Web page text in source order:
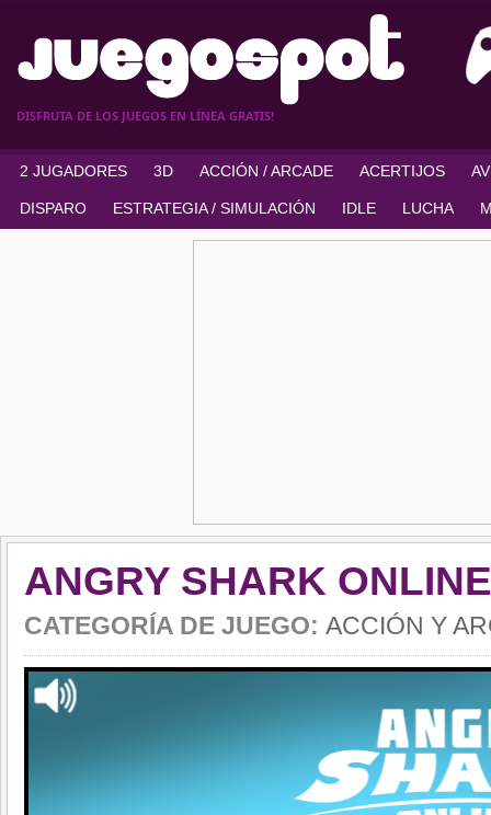
DISFRUTA DE LOS JUEGOS EN LÍNEA GRATIS!
2 JUGADORES 3D ACCIÓN / ARCADE ACERTIJOS
DISPARO ESTRATEGIA / SIMULACIÓN IDLE LUCHA
ANGRY SHARK ONLINE
CATEGORÍA DE JUEGO: ACCIÓN Y